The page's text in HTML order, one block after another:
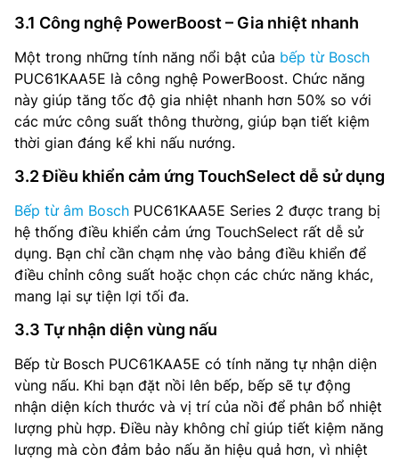
3.1 Công nghệ PowerBoost – Gia nhiệt nhanh
Một trong những tính năng nổi bật của bếp từ Bosch
PUC61KAA5E là công nghệ PowerBoost. Chức năng
này giúp tăng tốc độ gia nhiệt nhanh hơn 50% so với
các mức công suất thông thường, giúp bạn tiết kiệm
thời gian đáng kể khi nấu nướng.
3.2 Điều khiển cảm ứng TouchSelect dễ sử dụng
Bếp từ âm Bosch PUC61KAA5E Series 2 được trang bị
hệ thống điều khiển cảm ứng TouchSelect rất dễ sử
dụng. Bạn chỉ cần chạm nhẹ vào bảng điều khiển để
điều chỉnh công suất hoặc chọn các chức năng khác,
mang lại sự tiện lợi tối đa.
3.3 Tự nhận diện vùng nấu
Bếp từ Bosch PUC61KAA5E có tính năng tự nhận diện
vùng nấu. Khi bạn đặt nồi lên bếp, bếp sẽ tự động
nhận diện kích thước và vị trí của nồi để phân bổ nhiệt
lượng phù hợp. Điều này không chỉ giúp tiết kiệm năng
lượng mà còn đảm bảo nấu ăn hiệu quả hơn, vì nhiệt